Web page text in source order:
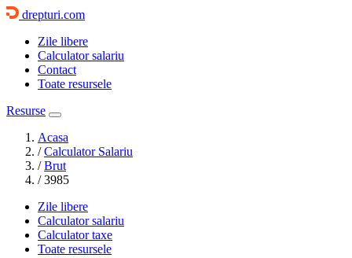
drepturi.com
Zile libere
Calculator salariu
Contact
Toate resursele
Resurse
Acasa
/ Calculator Salariu
/ Brut
/ 3985
Zile libere
Calculator salariu
Calculator taxe
Toate resursele